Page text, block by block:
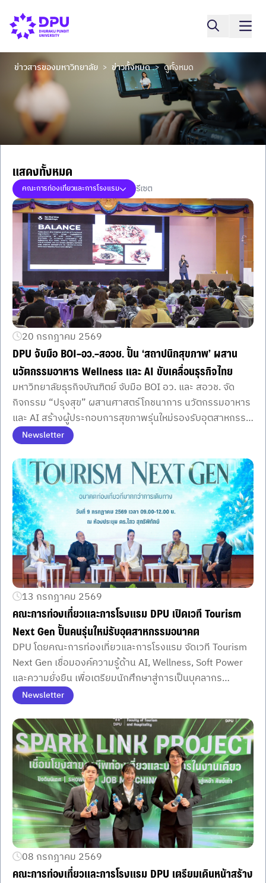
ข่าวสารของมหาวิทยาลัย > ข่าวทั้งหมด > ดูทั้งหมด
แสดงทั้งหมด
คณะการท่องเที่ยวและการโรงแรม รีเซต
20 กรกฎาคม 2569
DPU จับมือ BOI–อว.–สอวช. ปั้น ‘สถาปนิกสุขภาพ’ ผสาน
นวัตกรรมอาหาร Wellness และ AI ขับเคลื่อนธุรกิจไทย
มหาวิทยาลัยธุรกิจบัณฑิตย์ จับมือ BOI อว. และ สอวช. จัด
กิจกรรม “ปรุงสุข” ผสานศาสตร์โภชนาการ นวัตกรรมอาหาร
และ AI สร้างผู้ประกอบการสุขภาพรุ่นใหม่รองรับอุตสาหกรรม
Wellness
Newsletter
13 กรกฎาคม 2569
คณะการท่องเที่ยวและการโรงแรม DPU เปิดเวที Tourism
Next Gen ปั้นคนรุ่นใหม่รับอุตสาหกรรมอนาคต
DPU โดยคณะการท่องเที่ยวและการโรงแรม จัดเวที Tourism
Next Gen เชื่อมองค์ความรู้ด้าน AI, Wellness, Soft Power
และความยั่งยืน เพื่อเตรียมนักศึกษาสู่การเป็นบุคลากร
อุตสาหกรรมท่องเที่ยวและบริการแห่งอนาคต
Newsletter
08 กรกฎาคม 2569
คณะการท่องเที่ยวและการโรงแรม DPU เตรียมเดินหน้าสร้าง